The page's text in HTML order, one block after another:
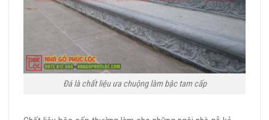
Đá là chất liệu ưa chuộng làm bậc tam cấp